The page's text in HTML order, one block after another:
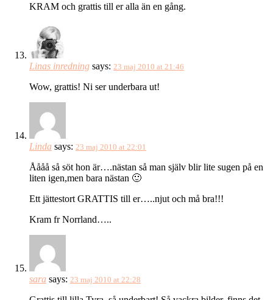
KRAM och grattis till er alla än en gång.
Linas inredning says: 23 maj 2010 at 21:46
Wow, grattis! Ni ser underbara ut!
Linda says: 23 maj 2010 at 22:01
Åååå så söt hon är….nästan så man själv blir lite sugen på en
liten igen,men bara nästan 🙂
Ett jättestort GRATTIS till er…..njut och må bra!!!
Kram fr Norrland…..
sara says: 23 maj 2010 at 22:28